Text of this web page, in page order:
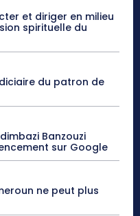
et diriger en milieu
spirituelle du
du patron de
Banzouzi
sur Google
ne peut plus